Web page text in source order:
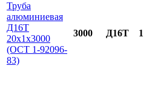
Труба
алюминиевая
Д16Т
20x1x3000
(ОСТ 1-92096-
83)
3000 Д16Т 1